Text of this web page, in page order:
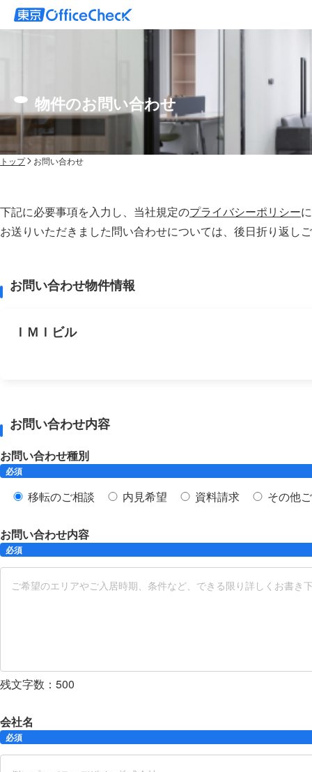
物件のお問い合わせ
トップ お問い合わせ
下記に必要事項を入力し、当社規定のプライバシーポリシー
お送りいただきました問い合わせについては、後⽇折り返し
お問い合わせ物件情報
ＩＭＩビル
お問い合わせ内容
お問い合わせ種別
必須
移転のご相談 内見希望 資料請求 その他
お問い合わせ内容
必須
残文字数： 500
会社名
必須